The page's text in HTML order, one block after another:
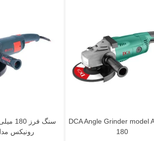
رونیکس مدل
DCA Angle Grinder model
180